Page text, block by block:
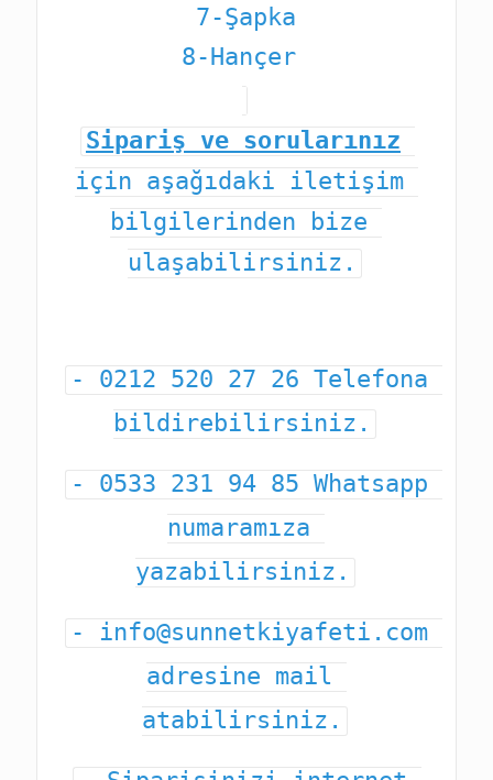
7-Şapka
8-Hançer
Sipariş ve sorularınız
için aşağıdaki iletişim
bilgilerinden bize
ulaşabilirsiniz.
- 0212 520 27 26 Telefona
bildirebilirsiniz.
- 0533 231 94 85 Whatsapp
numaramıza
yazabilirsiniz.
- info@sunnetkiyafeti.com
adresine mail
atabilirsiniz.